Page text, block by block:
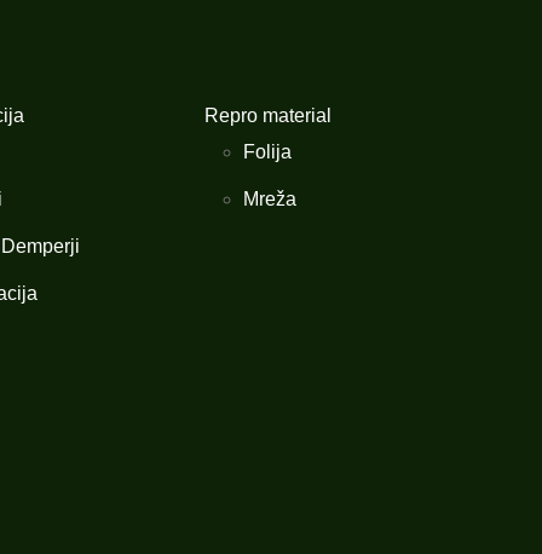
Repro material
Folija
Mreža